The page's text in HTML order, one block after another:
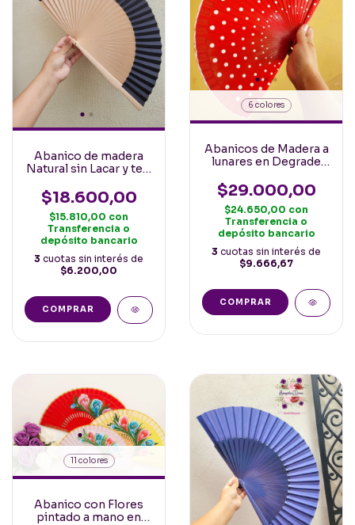
Abanico de madera
Natural sin Lacar y tela
$18.600,00
$15.810,00 con
Transferencia o
depósito bancario
3 cuotas sin interés de
$6.200,00
6 colores
Abanicos de Madera a
lunares en Degrade
$29.000,00
$24.650,00 con
Transferencia o
depósito bancario
3 cuotas sin interés de
$9.666,67
COMPRAR
11 colores
Abanico con Flores
pintado a mano en